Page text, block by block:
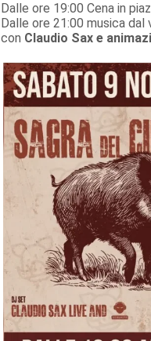
Dalle ore 19:00 Cena in
Dalle ore 21:00 musica
con Claudio Sax e